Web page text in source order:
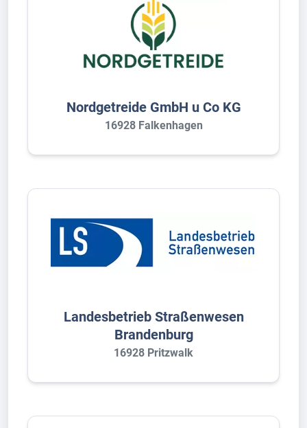
Nordgetreide GmbH u Co KG
16928 Falkenhagen
Landesbetrieb Straßenwesen
Brandenburg
16928 Pritzwalk